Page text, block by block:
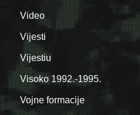
Video
Vijesti
Vijestiu
Visoko 1992.-1995.
Vojne formacije